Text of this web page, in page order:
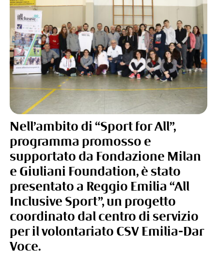
Nell’ambito di “Sport for All”,
programma promosso e
supportato da Fondazione Milan
e Giuliani Foundation, è stato
presentato a Reggio Emilia “All
Inclusive Sport”, un progetto
coordinato dal centro di servizio
per il volontariato CSV Emilia-Dar
Voce.